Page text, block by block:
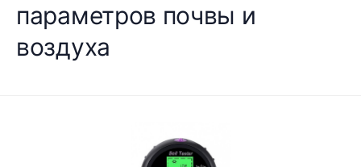
параметров почвы и
воздуха